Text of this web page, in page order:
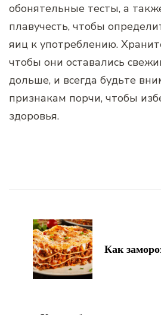
обонятельные тесты, а
плавучесть, чтобы
яиц к употреблению.
чтобы они оставались
дольше, и всегда будьте
признакам порчи, чтобы
здоровья.
записям
Как